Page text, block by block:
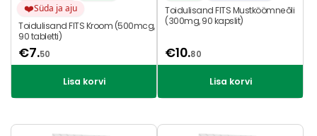
❤️Süda ja aju
Toidulisand FITS Kroom (500mcg,
90 tabletti)
€7.50
Lisa korvi
Toidulisand FITS Mustköömneõli
(300mg, 90 kapslit)
€10.80
Lisa korvi